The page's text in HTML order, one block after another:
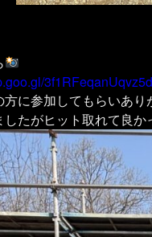
に参加してもらいあり
たがヒット取れて良か